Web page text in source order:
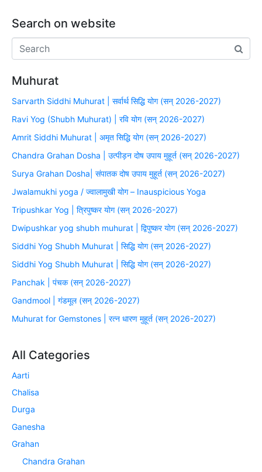
Search on website
Muhurat
Sarvarth Siddhi Muhurat | सर्वार्थ सिद्धि योग (सन् 2026-2027)
Ravi Yog (Shubh Muhurat) | रवि योग (सन् 2026-2027)
Amrit Siddhi Muhurat | अमृत सिद्धि योग (सन् 2026-2027)
Chandra Grahan Dosha | उत्पीड़न दोष उपाय मुहूर्त (सन् 2026-2027)
Surya Grahan Dosha| संपातक दोष उपाय मुहूर्त (सन् 2026-2027)
Jwalamukhi yoga / ज्वालामुखी योग – Inauspicious Yoga
Tripushkar Yog | त्रिपुष्कर योग (सन् 2026-2027)
Dwipushkar yog shubh muhurat | द्विपुष्कर योग (सन् 2026-2027)
Siddhi Yog Shubh Muhurat | सिद्धि योग (सन् 2026-2027)
Siddhi Yog Shubh Muhurat | सिद्धि योग (सन् 2026-2027)
Panchak | पंचक (सन् 2026-2027)
Gandmool | गंडमूल (सन् 2026-2027)
Muhurat for Gemstones | रत्न धारण मुहूर्त (सन् 2026-2027)
All Categories
Aarti
Chalisa
Durga
Ganesha
Grahan
Chandra Grahan